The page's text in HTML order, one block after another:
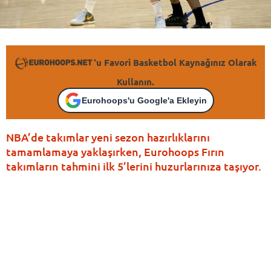
'u Favori Basketbol Kaynağınız Olarak
Kullanın.
Eurohoops'u Google'a Ekleyin
NBA’de takımlar yeni sezon hazırlıklarını
tamamlamaya yaklaşırken, Eurohoops Fırın
takımların tahmini ilk 5’lerini huzurlarınıza taşıyor.